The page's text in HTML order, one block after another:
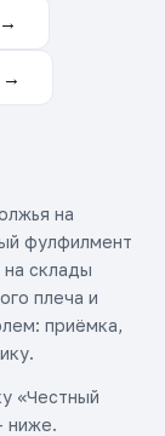
→
на
фулфилмент
склады
плеча и
приёмка,
«Честный
ниже.